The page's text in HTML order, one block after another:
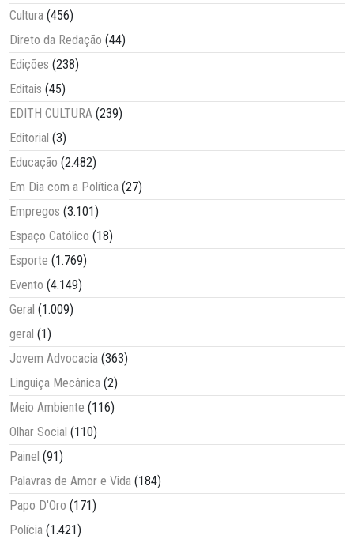
Cultura (456)
Direto da Redação (44)
Edições (238)
Editais (45)
EDITH CULTURA (239)
Editorial (3)
Educação (2.482)
Em Dia com a Política (27)
Empregos (3.101)
Espaço Católico (18)
Esporte (1.769)
Evento (4.149)
Geral (1.009)
geral (1)
Jovem Advocacia (363)
Linguiça Mecânica (2)
Meio Ambiente (116)
Olhar Social (110)
Painel (91)
Palavras de Amor e Vida (184)
Papo D'Oro (171)
Polícia (1.421)